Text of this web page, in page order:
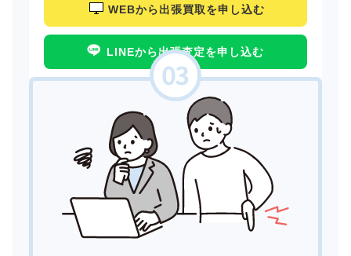
WEBから出張買取を申し込む
LINEから出張査定を申し込む